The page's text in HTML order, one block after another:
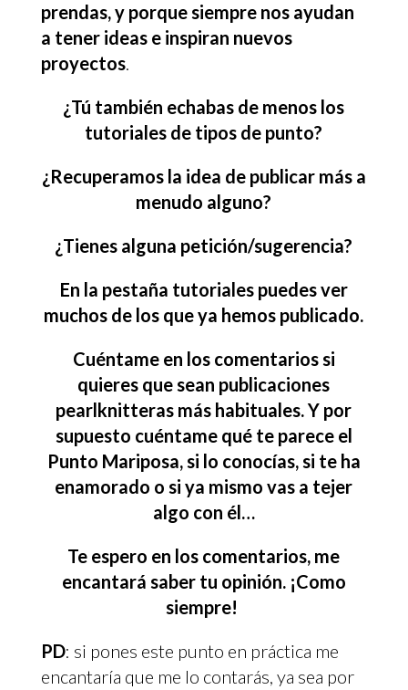
prendas, y porque siempre nos ayudan
a tener ideas e inspiran nuevos
proyectos.
¿Tú también echabas de menos los
tutoriales de tipos de punto?
¿Recuperamos la idea de publicar más a
menudo alguno?
¿Tienes alguna petición/sugerencia?
En la pestaña tutoriales puedes ver
muchos de los que ya hemos publicado.
Cuéntame en los comentarios si
quieres que sean publicaciones
pearlknitteras más habituales. Y por
supuesto cuéntame qué te parece el
Punto Mariposa, si lo conocías, si te ha
enamorado o si ya mismo vas a tejer
algo con él…
Te espero en los comentarios, me
encantará saber tu opinión. ¡Como
siempre!
PD: si pones este punto en práctica me
encantaría que me lo contarás, ya sea por